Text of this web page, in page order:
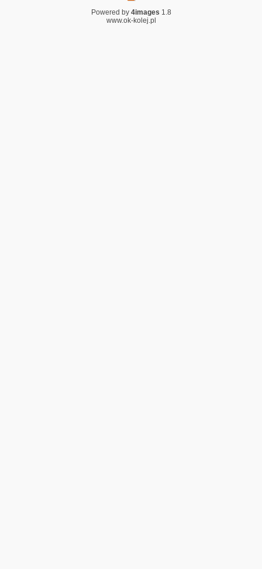
Powered by 4images 1.8
www.ok-kolej.pl